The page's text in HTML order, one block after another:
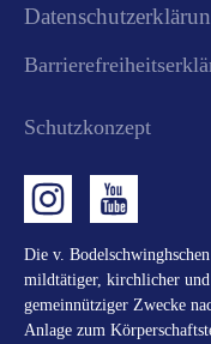
Schutzkonzept
Die v.
mildtätiger, kirchlicher und
gemeinnütziger Zwecke
Anlage zum